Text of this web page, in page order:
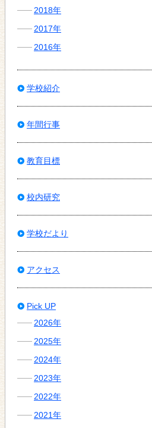
2018年
2017年
2016年
学校紹介
年間行事
教育目標
校内研究
学校だより
アクセス
Pick UP
2026年
2025年
2024年
2023年
2022年
2021年